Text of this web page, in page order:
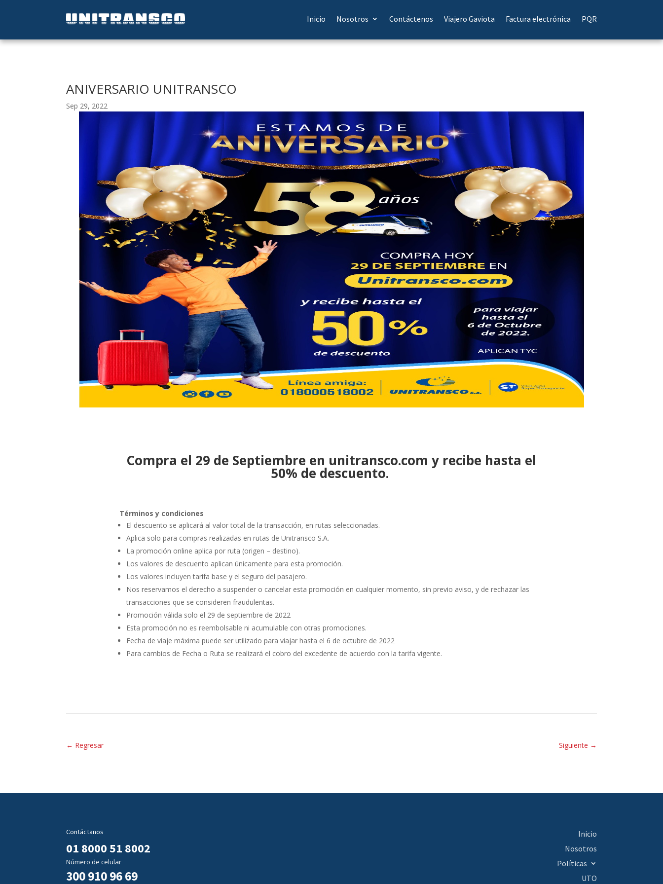
Inicio Nosotros Contáctenos Viajero Gaviota Factura electrónica PQR
ANIVERSARIO UNITRANSCO
Sep 29, 2022
Compra el 29 de Septiembre en unitransco.com y recibe hasta el
50% de descuento.
Términos y condiciones
El descuento se aplicará al valor total de la transacción, en rutas seleccionadas.
Aplica solo para compras realizadas en rutas de Unitransco S.A.
La promoción online aplica por ruta (origen – destino).
Los valores de descuento aplican únicamente para esta promoción.
Los valores incluyen tarifa base y el seguro del pasajero.
Nos reservamos el derecho a suspender o cancelar esta promoción en cualquier momento, sin previo aviso, y de rechazar las
transacciones que se consideren fraudulentas.
Promoción válida solo el 29 de septiembre de 2022
Esta promoción no es reembolsable ni acumulable con otras promociones.
Fecha de viaje máxima puede ser utilizado para viajar hasta el 6 de octubre de 2022
Para cambios de Fecha o Ruta se realizará el cobro del excedente de acuerdo con la tarifa vigente.
← Regresar Siguiente →
Contáctanos
01 8000 51 8002
Número de celular
300 910 96 69
Inicio
Nosotros
Políticas
UTO